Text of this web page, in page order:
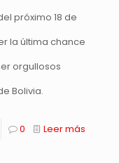
próximo 18 de
la última chance
orgullosos
Bolivia.
0 Leer más